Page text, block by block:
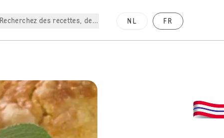
Recherchez des recettes, des produits, etc.
NL FR